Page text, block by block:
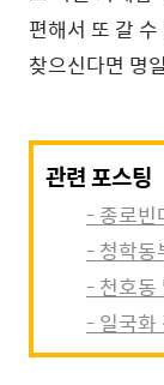
편해서 또 갈
찾으신다면 명
관련 포스팅
- 종로빈
- 청학동
- 천호동
- 일국화